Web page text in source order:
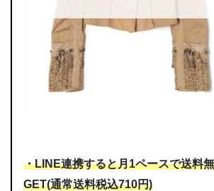
・LINE連携すると月1ペースで送料
GET(通常送料税込710円)